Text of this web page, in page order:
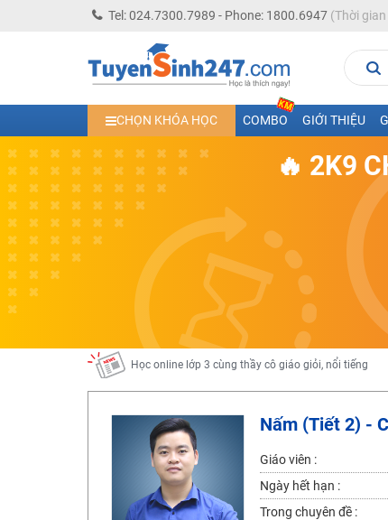
Tel: 024.7300.7989 - Phone: 1800.6947(Thời gian
CHỌN KHÓA HỌC COMBO GIỚI THIỆU
🔥 2K9
Học trực tuyến lớp 10 các môn Toán - Lý - Hóa -
Học online trực tuyến cấp Tiểu học và THCS năm
Học online lớp 5 cùng thầy cô giáo giỏi, nổi tiếng
Học online lớp 7 cùng thầy cô giáo giỏi
Học online lớp 6 cùng thầy cô giỏi, nổi tiếng
Học online lớp 8 cùng thầy cô giáo giỏi
2K13! Bứt Phá Lớp 5 Năm Học 2023 - 2024
Học online lớp 4 cùng thầy cô giáo giỏi, nổi tiếng
Học online lớp 3 cùng thầy cô giáo giỏi, nổi tiếng
Học online lớp 2 với thầy cô giáo giỏi, nổi tiếng
2K6! Lộ Trình Sun 2024 - Ba bước luyện thi TN
Hot! Lễ hội đồng giá 449K - 499K toàn bộ khoá học
Khuyến Mãi Khoá Học 1K Chỉ Từ 11-13/09/2024
Đồng giá khóa học 499K - 399K (13/11-15/11)
Nấm (Tiết 2) -
Giáo viên :
Ngày hết hạn :
Trong chuyên đề :